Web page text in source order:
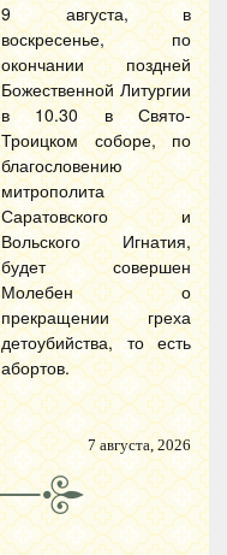
9 августа, в
воскресенье, по
окончании поздней
Божественной Литургии
в 10.30 в Свято-
Троицком соборе, по
благословению
митрополита
Саратовского и
Вольского Игнатия,
будет совершен
Молебен о
прекращении греха
детоубийства, то есть
абортов.
7 августа, 2026